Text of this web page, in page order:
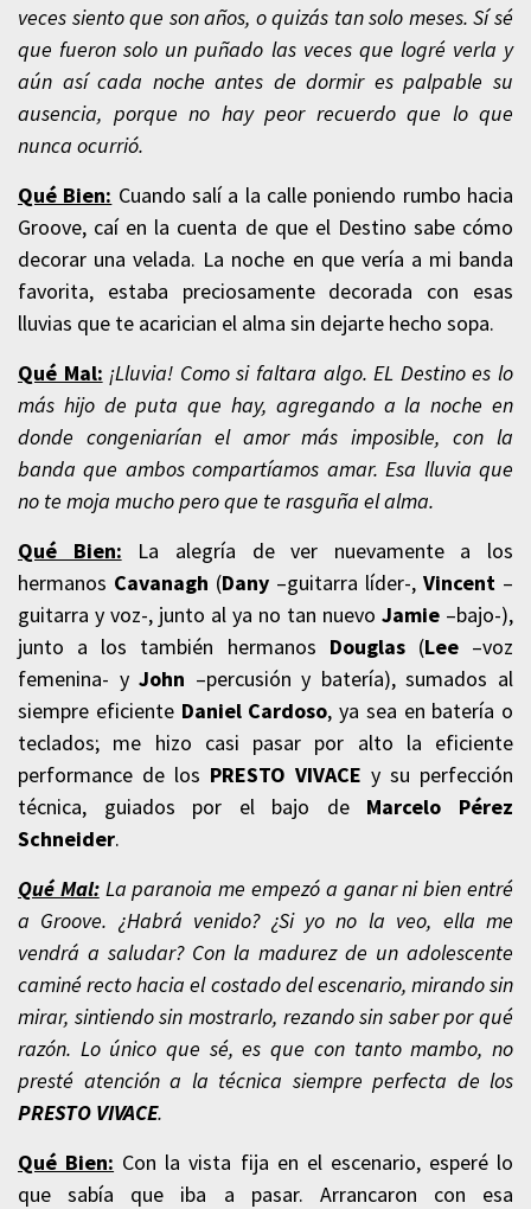
veces siento que son años, o quizás tan solo meses. Sí sé
que fueron solo un puñado las veces que logré verla y
aún así cada noche antes de dormir es palpable su
ausencia, porque no hay peor recuerdo que lo que
nunca ocurrió.
Qué Bien: Cuando salí a la calle poniendo rumbo hacia
Groove, caí en la cuenta de que el Destino sabe cómo
decorar una velada. La noche en que vería a mi banda
favorita, estaba preciosamente decorada con esas
lluvias que te acarician el alma sin dejarte hecho sopa.
Qué Mal: ¡Lluvia! Como si faltara algo. EL Destino es lo
más hijo de puta que hay, agregando a la noche en
donde congeniarían el amor más imposible, con la
banda que ambos compartíamos amar. Esa lluvia que
no te moja mucho pero que te rasguña el alma.
Qué Bien:
La alegría de ver nuevamente a los
hermanos Cavanagh (Dany –guitarra líder-, Vincent –
guitarra y voz-, junto al ya no tan nuevo Jamie –bajo-),
junto a los también hermanos Douglas(Lee–voz
femenina- yJohn –percusión y batería), sumados al
siempre eficiente Daniel Cardoso, ya sea en batería o
teclados; me hizo casi pasar por alto la eficiente
performance de los PRESTO VIVACE y su perfección
técnica, guiados por el bajo de Marcelo Pérez
Schneider.
Qué Mal:La paranoia me empezó a ganar ni bien entré
a Groove. ¿Habrá venido? ¿Si yo no la veo, ella me
vendrá a saludar? Con la madurez de un adolescente
caminé recto hacia el costado del escenario, mirando sin
mirar, sintiendo sin mostrarlo, rezando sin saber por qué
razón. Lo único que sé, es que con tanto mambo, no
presté atención a la técnica siempre perfecta de los
PRESTO VIVACE.
Qué Bien: Con la vista fija en el escenario, esperé lo
que sabía que iba a pasar. Arrancaron con esa